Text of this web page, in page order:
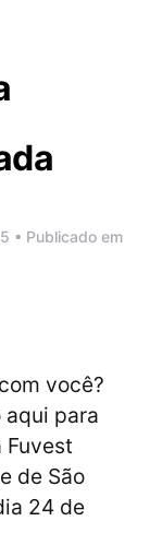
• Publicado em
você?
aqui para
Fuvest
de São
24 de